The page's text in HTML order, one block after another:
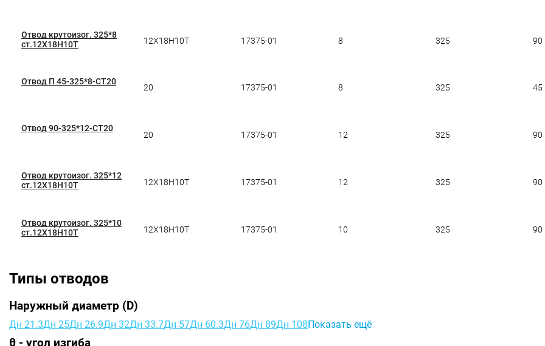
Отвод крутоизог. 325*8
ст.12Х18Н10Т
12Х18Н10Т 17375-01 8 325 90
Отвод П 45-325*8-СТ20
20 17375-01 8 325 45
Отвод 90-325*12-СТ20
20 17375-01 12 325 90
Отвод крутоизог. 325*12
ст.12Х18Н10Т
12Х18Н10Т 17375-01 12 325 90
Отвод крутоизог. 325*10
ст.12Х18Н10Т
12Х18Н10Т 17375-01 10 325 90
Типы отводов
Наружный диаметр (D)
Дн 21.3Дн 25Дн 26.9Дн 32Дн 33.7Дн 57Дн 60.3Дн 76Дн 89Дн 108Показать ещё
θ - угол изгиба